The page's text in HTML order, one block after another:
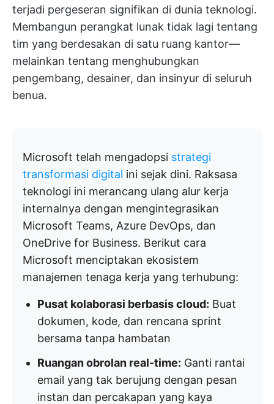
terjadi pergeseran signifikan di dunia teknologi.
Membangun perangkat lunak tidak lagi tentang
tim yang berdesakan di satu ruang kantor—
melainkan tentang menghubungkan
pengembang, desainer, dan insinyur di seluruh
benua.
Microsoft telah mengadopsi strategi
transformasi digital ini sejak dini. Raksasa
teknologi ini merancang ulang alur kerja
internalnya dengan mengintegrasikan
Microsoft Teams, Azure DevOps, dan
OneDrive for Business. Berikut cara
Microsoft menciptakan ekosistem
manajemen tenaga kerja yang terhubung:
Pusat kolaborasi berbasis cloud: Buat
dokumen, kode, dan rencana sprint
bersama tanpa hambatan
Ruangan obrolan real-time: Ganti rantai
email yang tak berujung dengan pesan
instan dan percakapan yang kaya